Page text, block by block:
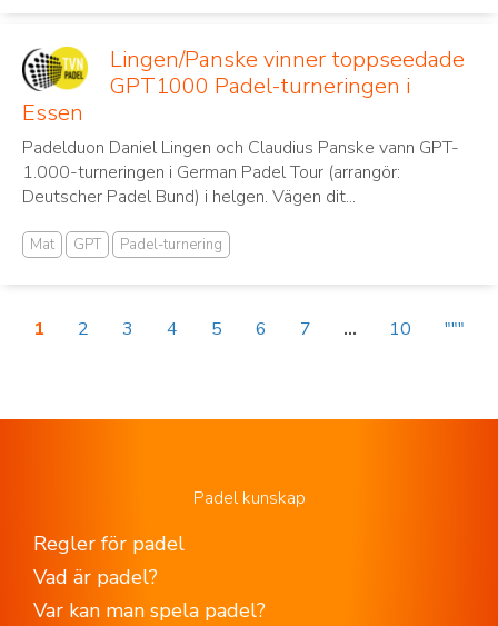
Lingen/Panske vinner toppseedade
GPT1000 Padel-turneringen i
Essen
Padelduon Daniel Lingen och Claudius Panske vann GPT-
1.000-turneringen i German Padel Tour (arrangör:
Deutscher Padel Bund) i helgen. Vägen dit...
Mat GPT Padel-turnering
1 2 3 4 5 6 7 ... 10 """
Padel kunskap
Regler för padel
Vad är padel?
Var kan man spela padel?